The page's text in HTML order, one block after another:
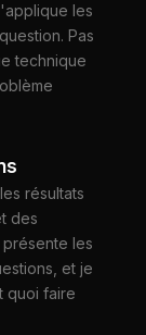
les
Pas
technique
résultats
des
les
et je
quoi faire